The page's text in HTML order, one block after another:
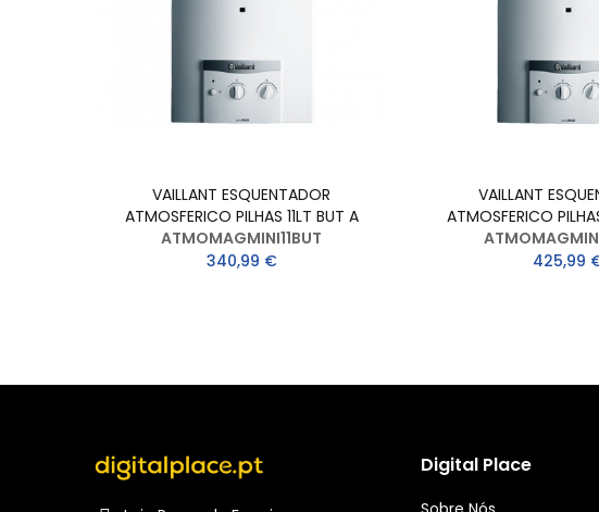
VAILLANT ESQUENTADOR
ATMOSFERICO PILHAS 11LT BUT A
ATMOMAGMINI11BUT
340,99 €
VAILLANT
ATMOSFERICO
425,99
Digital Place